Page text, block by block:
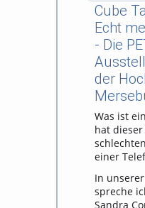
Cube
Echt
- Die
der
Was ist
hat
einer
In
spreche
Sandra